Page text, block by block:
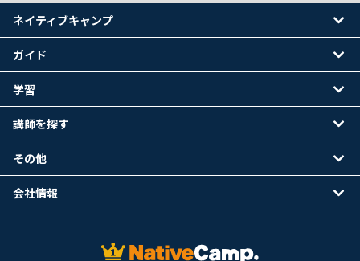
ネイティブキャンプ
ガイド
学習
講師を探す
その他
会社情報